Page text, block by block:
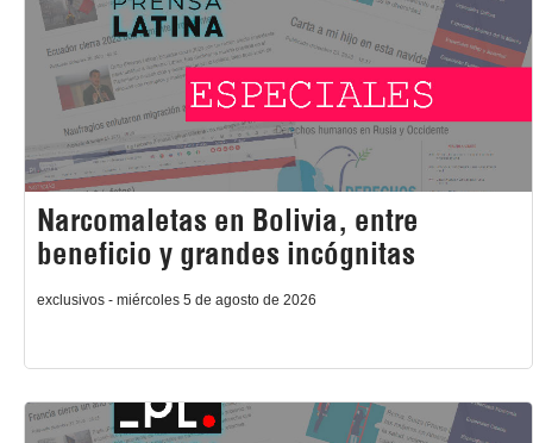
Narcomaletas en Bolivia, entre
beneficio y grandes incógnitas
exclusivos - miércoles 5 de agosto de 2026